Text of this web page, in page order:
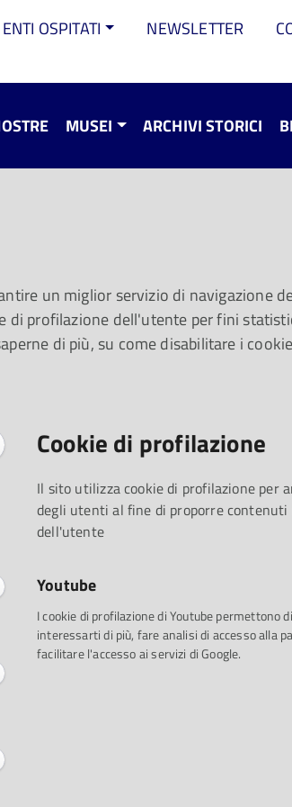
ENTI OSPITATI NEWSLETTER
MUSEI ARCHIVI STORICI
2024
di «Traiettorie
un miglior servizio di navigazione
profilazione dell'utente per fini
di più, su come disabilitare i
Cookie di profilazione
Il sito utilizza cookie di profilazione per
degli utenti al fine di proporre
dell'utente
Youtube
I cookie di profilazione di Youtube permettono
interessarti di più, fare analisi di accesso alla
facilitare l'accesso ai servizi di Google.